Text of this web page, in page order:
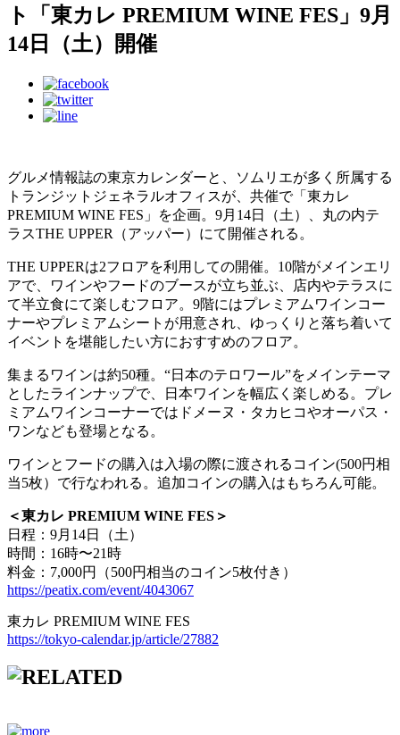
ト「東カレ PREMIUM WINE FES」9月
14日（土）開催
グルメ情報誌の東京カレンダーと、ソムリエが多く所属する
トランジットジェネラルオフィスが、共催で「東カレ
PREMIUM WINE FES」を企画。9月14日（土）、丸の内テ
ラスTHE UPPER（アッパー）にて開催される。
THE UPPERは2フロアを利用しての開催。10階がメインエリ
アで、ワインやフードのブースが立ち並ぶ、店内やテラスに
て半立食にて楽しむフロア。9階にはプレミアムワインコー
ナーやプレミアムシートが用意され、ゆっくりと落ち着いて
イベントを堪能したい方におすすめのフロア。
集まるワインは約50種。“日本のテロワール”をメインテーマ
としたラインナップで、日本ワインを幅広く楽しめる。プレ
ミアムワインコーナーではドメーヌ・タカヒコやオーパス・
ワンなども登場となる。
ワインとフードの購入は入場の際に渡されるコイン(500円相
当5枚）で行なわれる。追加コインの購入はもちろん可能。
＜東カレ PREMIUM WINE FES＞
日程：9月14日（土）
時間：16時〜21時
料金：7,000円（500円相当のコイン5枚付き）
https://peatix.com/event/4043067
東カレ PREMIUM WINE FES
https://tokyo-calendar.jp/article/27882